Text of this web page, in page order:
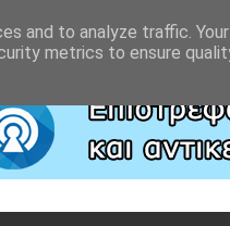
and to analyze traffic.
metrics to ensure